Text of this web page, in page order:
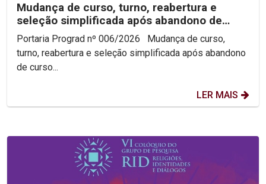
Mudança de curso, turno, reabertura e
seleção simplificada após abandono de
curso 2026.2
Portaria Prograd nº 006/2026 Mudança de curso,
turno, reabertura e seleção simplificada após abandono
de curso...
LER MAIS